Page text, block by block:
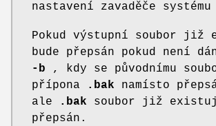
nastavení zavaděče systému
Pokud výstupní soubor již
bude přepsán pokud není
-b , kdy se původnímu
přípona
.bak namísto
ale
.bak soubor již
přepsán.